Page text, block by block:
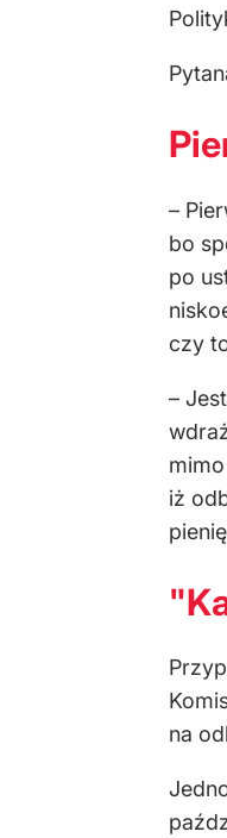
–
bo
po
czy
–
iż
na